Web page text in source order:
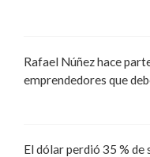
Rafael Núñez hace
emprendedores que
El dólar perdió 35 % de